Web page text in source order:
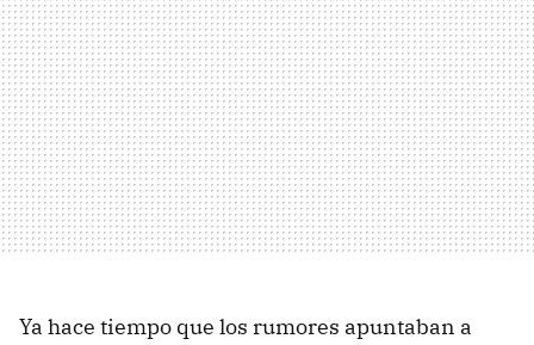
Ya hace tiempo que los rumores apuntaban a